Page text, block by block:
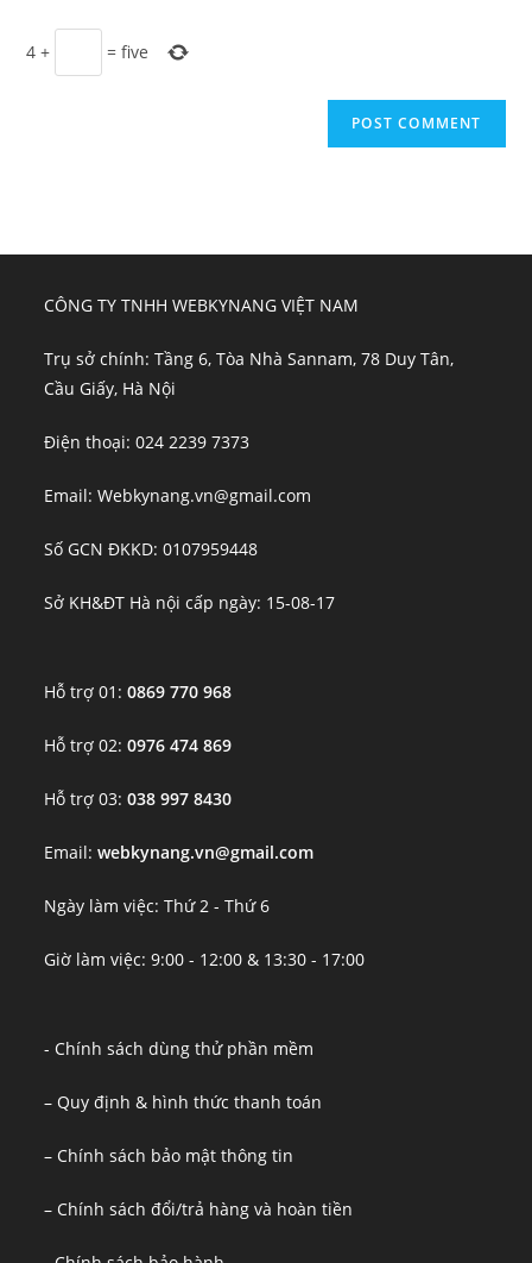
4 + =five
CÔNG TY TNHH WEBKYNANG VIỆT NAM
Trụ sở chính: Tầng 6, Tòa Nhà Sannam, 78 Duy Tân,
Cầu Giấy, Hà Nội
Điện thoại: 024 2239 7373
Email: Webkynang.vn@gmail.com
Số GCN ĐKKD: 0107959448
Sở KH&ĐT Hà nội cấp ngày: 15-08-17
Hỗ trợ 01:0869 770 968
Hỗ trợ 02:0976 474 869
Hỗ trợ 03:038 997 8430
Email:webkynang.vn@gmail.com
Ngày làm việc: Thứ 2 - Thứ 6
Giờ làm việc: 9:00 - 12:00 & 13:30 - 17:00
- Chính sách dùng thử phần mềm
– Quy định & hình thức thanh toán
– Chính sách bảo mật thông tin
– Chính sách đổi/trả hàng và hoàn tiền